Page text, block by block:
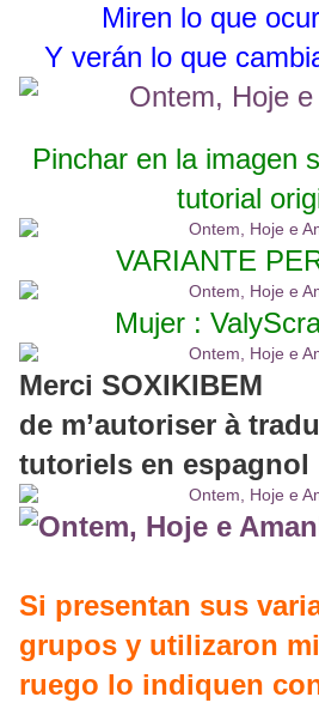
Miren lo que
Y verán lo que
Pinchar en la imagen
tutorial
VARIANTE
Mujer :
Merci SOXIKIBEM
de m’autoriser à
tutoriels en espagnol
Si presentan sus
grupos y utilizaron
ruego lo indiquen